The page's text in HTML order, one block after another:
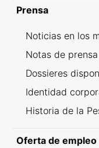
Prensa
Noticias en los
Notas de prensa
Dossieres
Identidad
Historia de la
Oferta de empleo